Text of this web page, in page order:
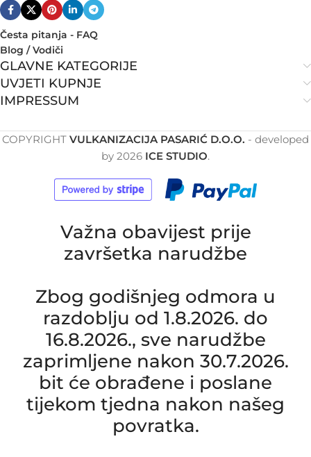
Česta pitanja - FAQ
Blog / Vodiči
GLAVNE KATEGORIJE
UVJETI KUPNJE
IMPRESSUM
COPYRIGHT VULKANIZACIJA PASARIĆ D.O.O. - developed
by 2026 ICE STUDIO.
Važna obavijest prije
završetka narudžbe
Zbog godišnjeg odmora u
razdoblju od 1.8.2026. do
16.8.2026., sve narudžbe
zaprimljene nakon 30.7.2026.
bit će obrađene i poslane
tijekom tjedna nakon našeg
povratka.